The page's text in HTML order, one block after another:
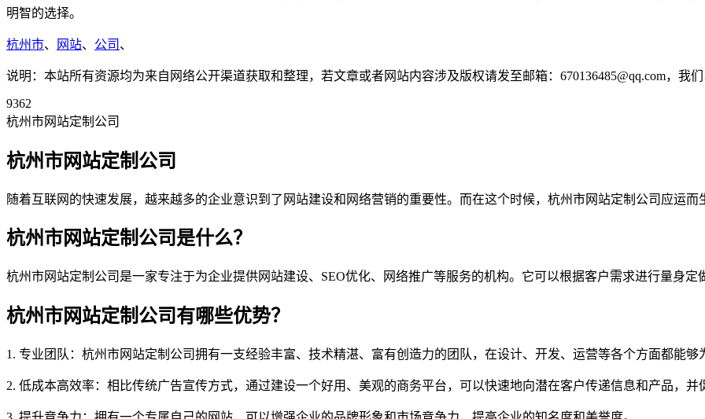
明智的选择。
杭州市、 网站、 公司 、
说明：本站所有资源均为来自网络公开渠道获取和整理，若文章或者网站内容涉及版权请发至邮箱：670136485@qq.com，我
9362
杭州市网站定制公司
杭州市网站定制公司
随着互联网的快速发展，越来越多的企业意识到了网站建设和网络营销的重要性。而在这个时候，杭州市网站定制公司应运而
杭州市网站定制公司是什么？
杭州市网站定制公司是一家专注于为企业提供网站建设、SEO优化、网络推广等服务的机构。它可以根据客户需求进行量身
杭州市网站定制公司有哪些优势？
1. 专业团队：杭州市网站定制公司拥有一支经验丰富、技术精湛、富有创造力的团队，在设计、开发、运营等各个方面都能够
2. 低成本高效率：相比传统广告宣传方式，通过建设一个好用、美观的商务平台，可以快速地向潜在客户传递信息和产品，并